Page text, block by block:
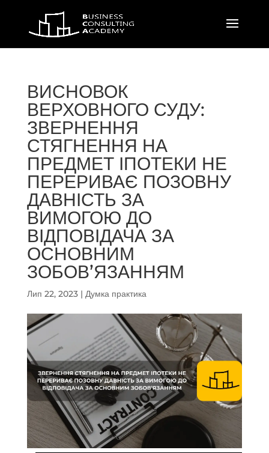
ВИСНОВОК
ВЕРХОВНОГО СУДУ:
ЗВЕРНЕННЯ
СТЯГНЕННЯ НА
ПРЕДМЕТ ІПОТЕКИ НЕ
ПЕРЕРИВАЄ ПОЗОВНУ
ДАВНІСТЬ ЗА
ВИМОГОЮ ДО
ВІДПОВІДАЧА ЗА
ОСНОВНИМ
ЗОБОВ’ЯЗАННЯМ
Лип 22, 2023| Думка практика